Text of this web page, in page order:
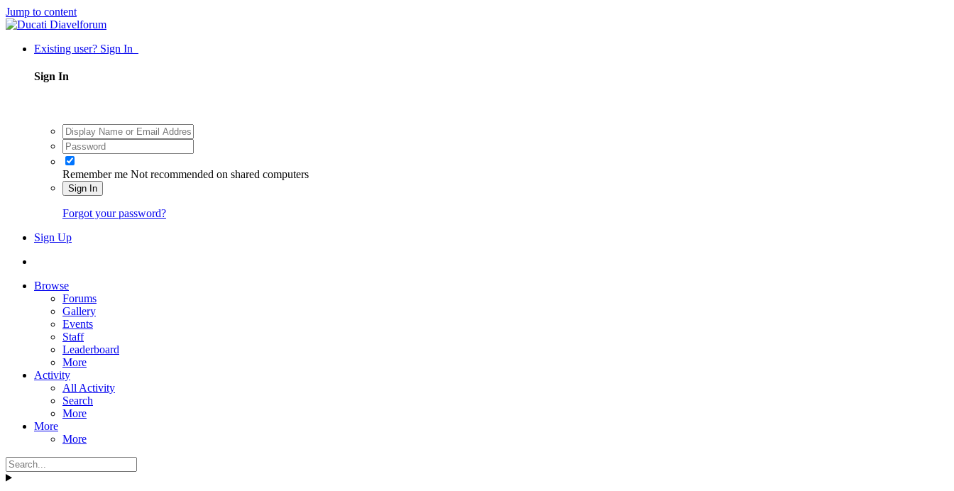
Jump to content
Existing user? Sign In
Sign In
Remember me Not recommended on shared computers
Sign In
Forgot your password?
Sign Up
Browse
Forums
Gallery
Events
Staff
Leaderboard
More
Activity
All Activity
Search
More
More
More